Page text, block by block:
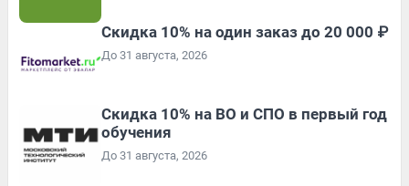
Скидка 10% на один заказ до 20 000 ₽
До 31 августа, 2026
Скидка 10% на ВО и СПО в первый год
обучения
До 31 августа, 2026